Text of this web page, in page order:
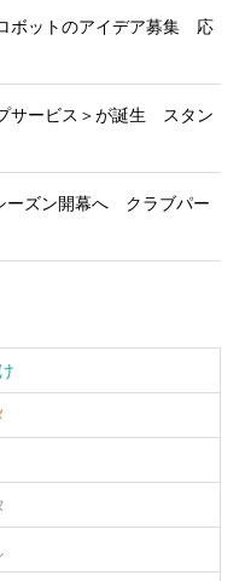
ボットのアイデア募集 応
サービス＞が誕生 スタン
ーズン開幕へ クラブパー